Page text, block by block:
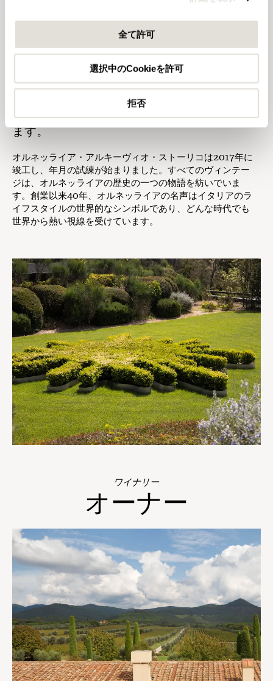
れた情報と組み合わされ、各パートナーによって使用さ
全て許可
選択中のCookieを許可
拒否
世界のオルネッライア愛好家と批評家から受
オルネッライアの歴史の素晴らしさが分かり
ます。
オルネッライア・アルキーヴィオ・ストーリコは2017年に
竣工し、年月の試練が始まりました。すべてのヴィンテー
ジは、オルネッライアの歴史の一つの物語を紡いでいま
す。創業以来40年、オルネッライアの名声はイタリアのラ
イフスタイルの世界的なシンボルであり、どんな時代でも
世界から熱い視線を受けています。
ワイナリー
オーナー